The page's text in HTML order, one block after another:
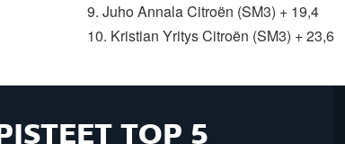
9. Juho Annala Citroën (SM3) + 19,4
10. Kristian Yritys Citroën (SM3) + 23,6
PISTEET TOP 5